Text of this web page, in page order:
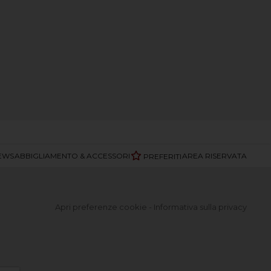
ABBIGLIAMENTO & ACCESSORI PREFERITIAREA RISERVATA
Apri preferenze cookie Informativa sulla privacy